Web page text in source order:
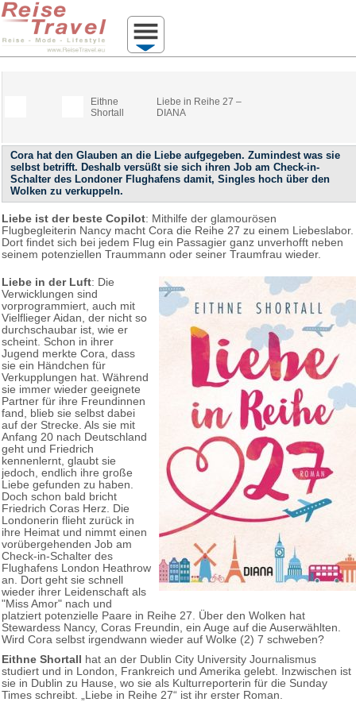
Eithne
Shortall
Liebe in Reihe 27 –
DIANA
Cora hat den Glauben an die Liebe aufgegeben. Zumindest was sie
selbst betrifft. Deshalb versüßt sie sich ihren Job am Check-in-
Schalter des Londoner Flughafens damit, Singles hoch über den
Wolken zu verkuppeln.
Liebe ist der beste Copilot: Mithilfe der glamourösen
Flugbegleiterin Nancy macht Cora die Reihe 27 zu einem Liebeslabor.
Dort findet sich bei jedem Flug ein Passagier ganz unverhofft neben
seinem potenziellen Traummann oder seiner Traumfrau wieder.
Liebe in der Luft: Die
Verwicklungen sind
vorprogrammiert, auch mit
Vielflieger Aidan, der nicht so
durchschaubar ist, wie er
scheint. Schon in ihrer
Jugend merkte Cora, dass
sie ein Händchen für
Verkupplungen hat. Während
sie immer wieder geeignete
Partner für ihre Freundinnen
fand, blieb sie selbst dabei
auf der Strecke. Als sie mit
Anfang 20 nach Deutschland
geht und Friedrich
kennenlernt, glaubt sie
jedoch, endlich ihre große
Liebe gefunden zu haben.
Doch schon bald bricht
Friedrich Coras Herz. Die
Londonerin flieht zurück in
ihre Heimat und nimmt einen
vorübergehenden Job am
Check-in-Schalter des
Flughafens London Heathrow
an. Dort geht sie schnell
wieder ihrer Leidenschaft als
"Miss Amor" nach und
platziert potenzielle Paare in Reihe 27. Über den Wolken hat
Stewardess Nancy, Coras Freundin, ein Auge auf die Auserwählten.
Wird Cora selbst irgendwann wieder auf Wolke (2) 7 schweben?
Eithne Shortall hat an der Dublin City University Journalismus
studiert und in London, Frankreich und Amerika gelebt. Inzwischen ist
sie in Dublin zu Hause, wo sie als Kulturreporterin für die Sunday
Times schreibt. „Liebe in Reihe 27“ ist ihr erster Roman.